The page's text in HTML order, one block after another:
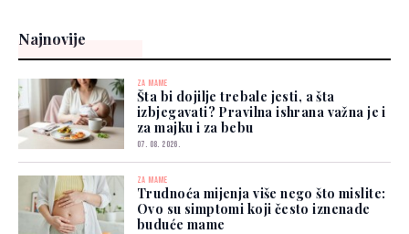
Najnovije
ZA MAME
Šta bi dojilje trebale jesti, a šta
izbjegavati? Pravilna ishrana važna je i
za majku i za bebu
07. 08. 2026.
ZA MAME
Trudnoća mijenja više nego što mislite:
Ovo su simptomi koji često iznenade
buduće mame